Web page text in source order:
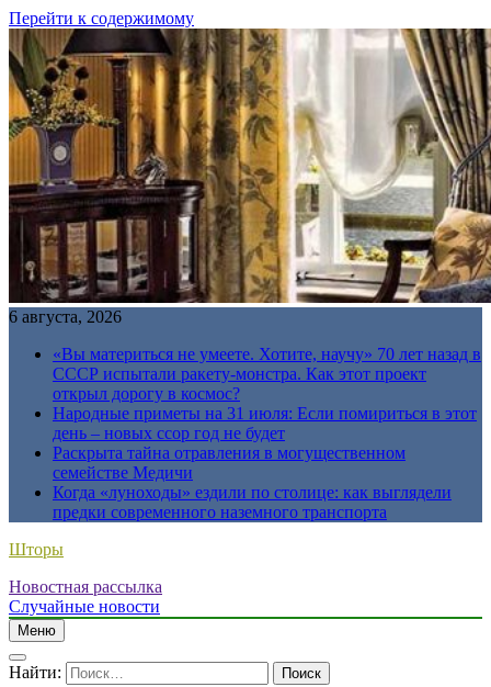
Перейти к содержимому
6 августа, 2026
«Вы материться не умеете. Хотите, научу» 70 лет назад в
СССР испытали ракету-монстра. Как этот проект
открыл дорогу в космос?
Народные приметы на 31 июля: Если помириться в этот
день – новых ссор год не будет
Раскрыта тайна отравления в могущественном
семействе Медичи
Когда «луноходы» ездили по столице: как выглядели
предки современного наземного транспорта
Шторы
Новостная рассылка
Случайные новости
Меню
Найти: